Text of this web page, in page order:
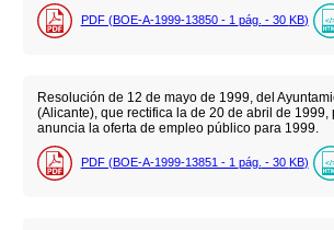
PDF (BOE-A-1999-13850 - 1 pág. - 30 KB)
Resolución de 12 de mayo de 1999, del
(Alicante), que rectifica la de 20 de abril de 1999,
anuncia la oferta de empleo público para 1999.
PDF (BOE-A-1999-13851 - 1 pág. - 30 KB)